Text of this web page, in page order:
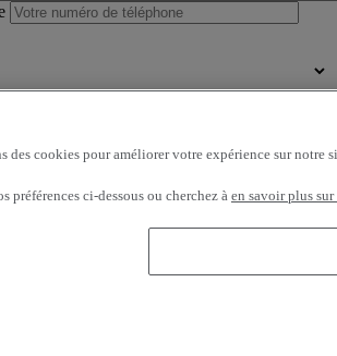
française Informatique et Libertés n°78-17 du
par la loi n°2004-810 du 6 août 2004, vous
d'un droit d'accès, de rectification et de
nominatives vous concernant, sans
des cookies pour améliorer votre expérience sur notre
préférences ci-dessous ou cherchez à en savoir plus